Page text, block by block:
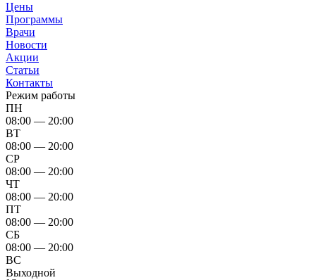
Цены
Программы
Врачи
Новости
Акции
Статьи
Контакты
Режим работы
ПН
08:00 — 20:00
ВТ
08:00 — 20:00
СР
08:00 — 20:00
ЧТ
08:00 — 20:00
ПТ
08:00 — 20:00
СБ
08:00 — 20:00
ВС
Выходной